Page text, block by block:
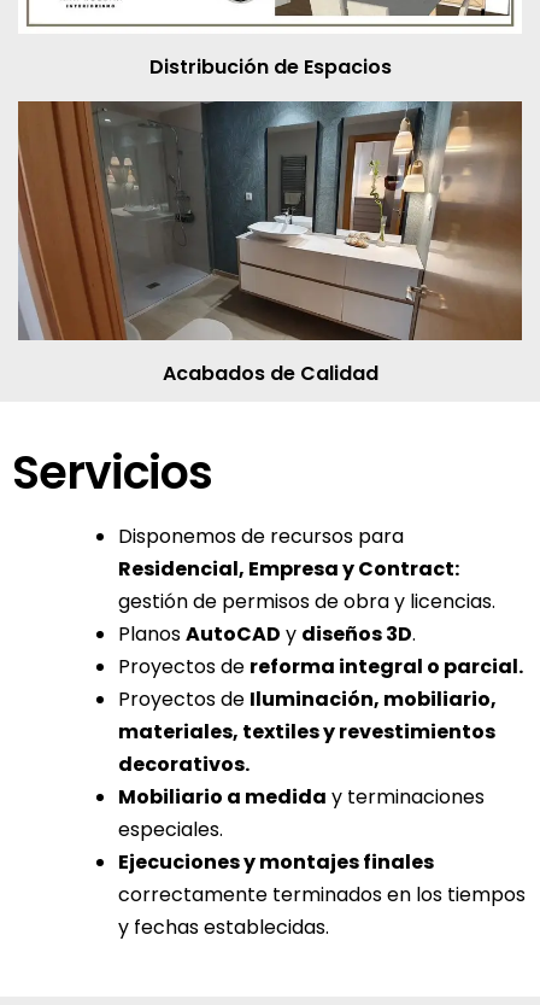
Distribución de Espacios
Acabados de Calidad
Servicios
Disponemos de recursos para
Residencial, Empresa y Contract:
gestión de permisos de obra y licencias.
PlanosAutoCAD y diseños 3D.
Proyectos de reforma integral o parcial.
Proyectos de Iluminación, mobiliario,
materiales, textiles y revestimientos
decorativos.
Mobiliario a medida y terminaciones
especiales.
Ejecuciones y montajes finales
correctamente terminados en los tiempos
y fechas establecidas.